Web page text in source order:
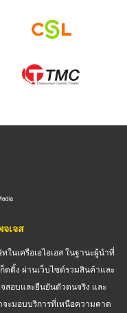
เจส
นเครือเอไอเอส ในฐานะผู้นำที่
ติ้ง ผ่านเว็บไซต์รวมสินค้าและ
สอบและยืนยันตัวตนจริง และ
ะมอบบริการที่เหนือความคาด